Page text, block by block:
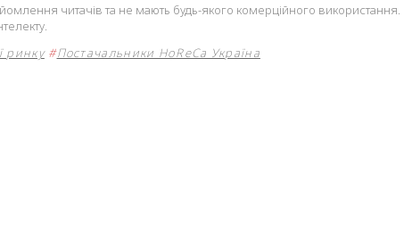
читачів та не мають будь-якого комерційного використання.
ринку #Постачальники HoReCa Україна